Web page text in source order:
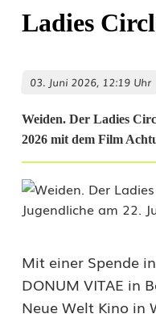
Ladies
03. Juni 2026, 12:19 Uhr
Weiden. Der Ladies
2026 mit dem Film
L
a
Mit einer Spende
DONUM VITAE in
Neue Welt Kino in